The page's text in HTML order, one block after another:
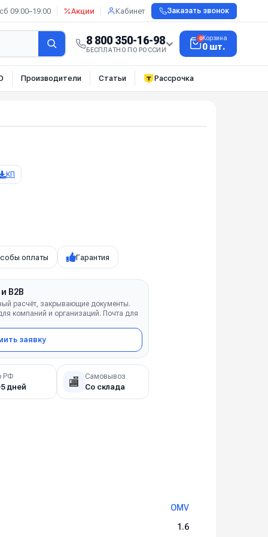
09:00–19:00 Акции Кабинет Заказать звонок
8 800 350-16-98
БЕСПЛАТНО ПО РОССИИ
0Корзина
0 шт.
Производители Статьи Рассрочка
КП
оплаты Гарантия
B2B
расчёт, закрывающие документы.
компаний и организаций. Почта для
заявку
РФ
дней 🏬 Самовывоз
Со склада
OMV
1.6